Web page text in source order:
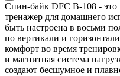
Спин-байк DFC B-108 -
тренажер для домашнего
быть настроена в восьми
по вертикали и
комфорт во время
и магнитная система
создают бесшумное и